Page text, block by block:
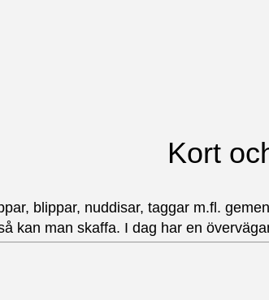
Kort
blippar, nuddisar, taggar m.fl.
kan man skaffa. I dag har en